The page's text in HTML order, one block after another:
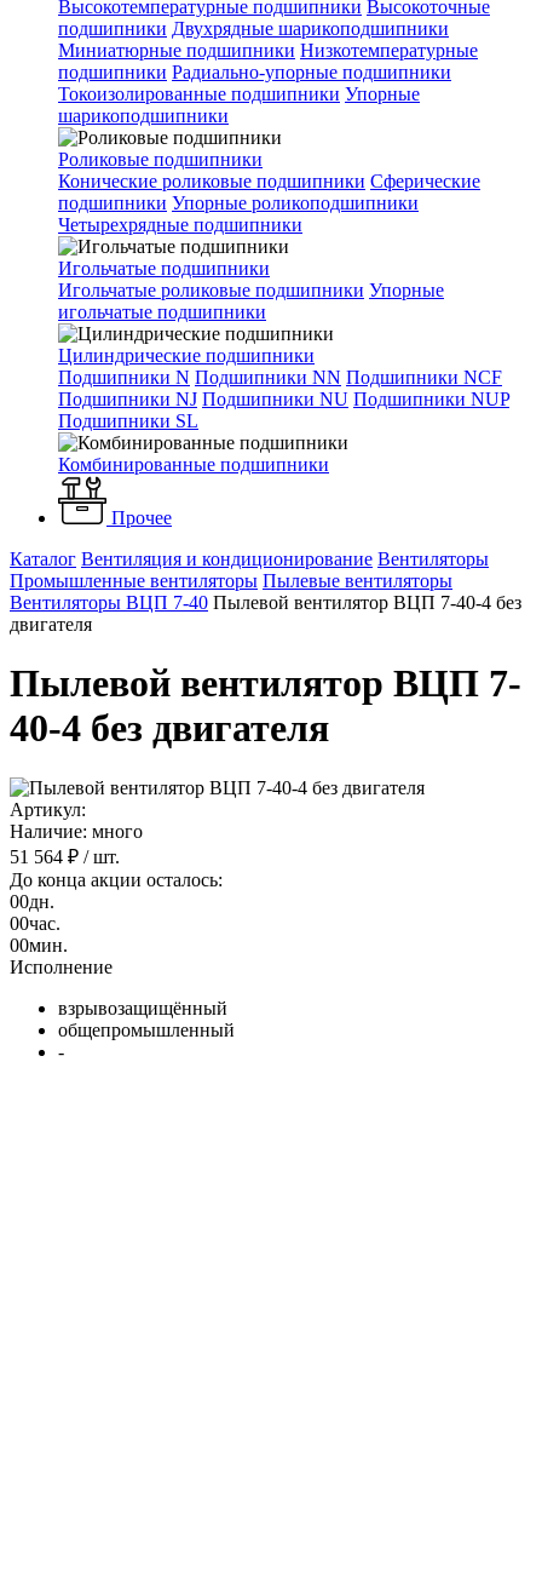
Высокотемпературные подшипники Высокоточные
подшипники Двухрядные шарикоподшипники
Миниатюрные подшипники Низкотемпературные
подшипники Радиально-упорные подшипники
Токоизолированные подшипники Упорные
шарикоподшипники
Роликовые подшипники
Конические роликовые подшипники Сферические
подшипники Упорные роликоподшипники
Четырехрядные подшипники
Игольчатые подшипники
Игольчатые роликовые подшипники Упорные
игольчатые подшипники
Цилиндрические подшипники
Подшипники N Подшипники NN Подшипники NCF
Подшипники NJ Подшипники NU Подшипники NUP
Подшипники SL
Комбинированные подшипники
Прочее
Каталог Вентиляция и кондиционирование Вентиляторы
Промышленные вентиляторы Пылевые вентиляторы
Вентиляторы ВЦП 7-40 Пылевой вентилятор ВЦП 7-40-4 без
двигателя
Пылевой вентилятор ВЦП 7-
40-4 без двигателя
Артикул:
Наличие: много
51 564 ₽ / шт.
До конца акции осталось:
00дн.
00час.
00мин.
Исполнение
взрывозащищённый
общепромышленный
-